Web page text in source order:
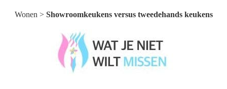
Wonen > Showroomkeukens versus tweedehands keukens